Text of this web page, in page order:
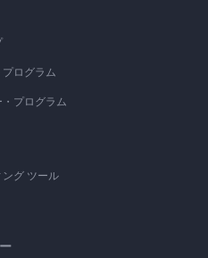
ログラム
プログラム
グ ツール